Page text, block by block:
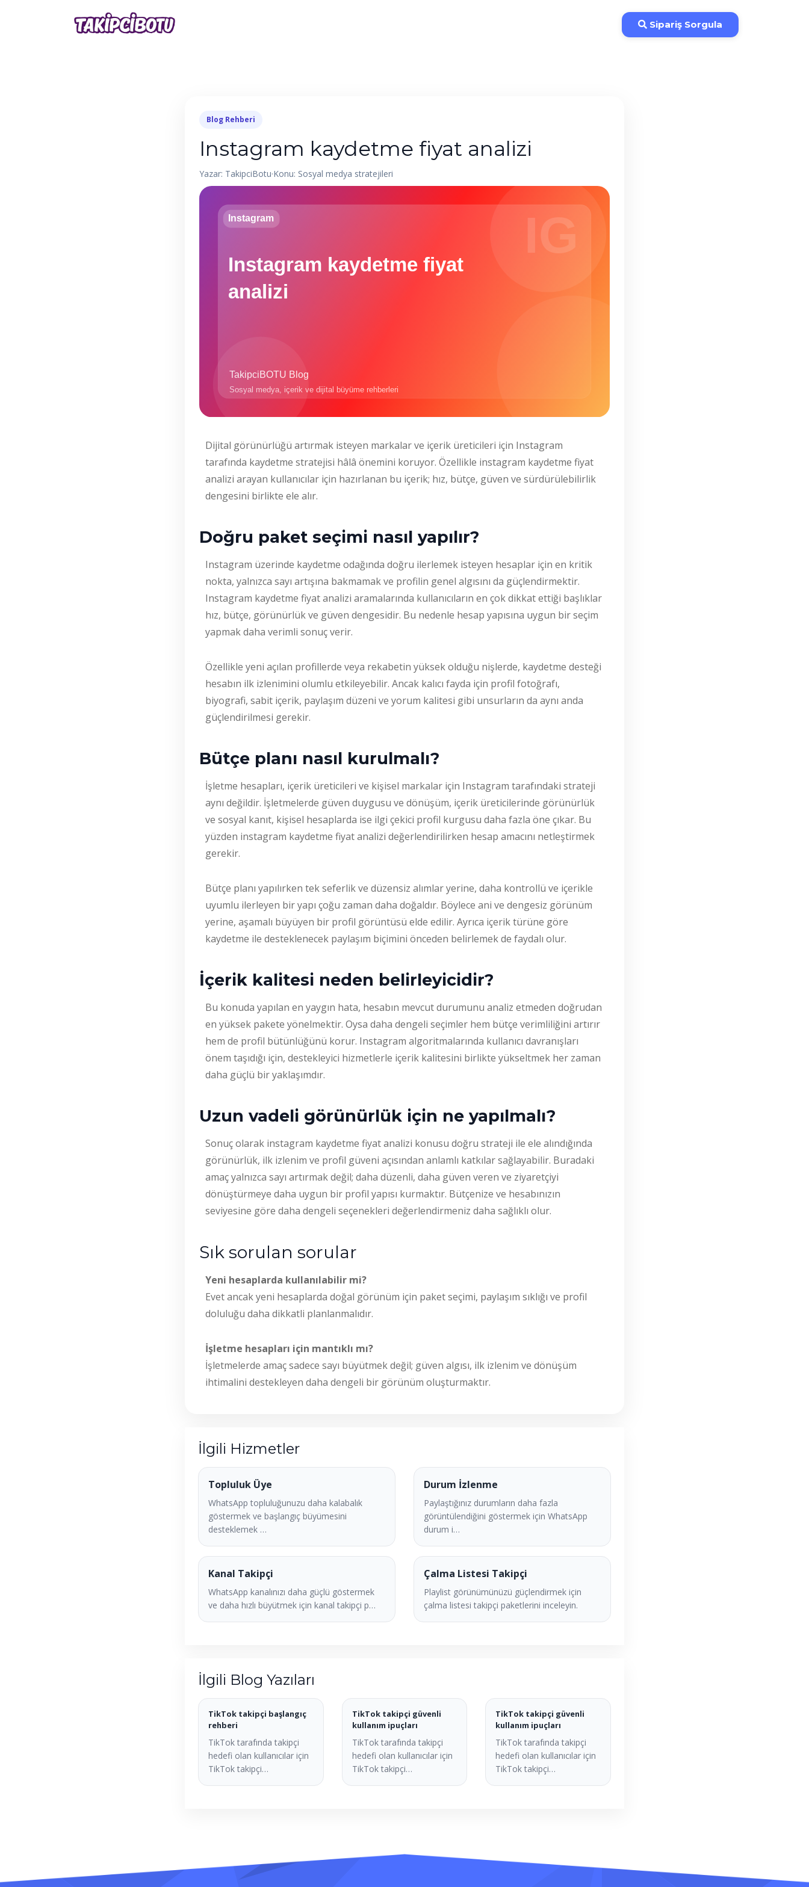
Sipariş Sorgula
Blog Rehberi
Instagram kaydetme fiyat analizi
Yazar: TakipciBotu·Konu: Sosyal medya stratejileri
Dijital görünürlüğü artırmak isteyen markalar ve içerik üreticileri için Instagram
tarafında kaydetme stratejisi hâlâ önemini koruyor. Özellikle instagram kaydetme fiyat
analizi arayan kullanıcılar için hazırlanan bu içerik; hız, bütçe, güven ve sürdürülebilirlik
dengesini birlikte ele alır.
Doğru paket seçimi nasıl yapılır?
Instagram üzerinde kaydetme odağında doğru ilerlemek isteyen hesaplar için en kritik
nokta, yalnızca sayı artışına bakmamak ve profilin genel algısını da güçlendirmektir.
Instagram kaydetme fiyat analizi aramalarında kullanıcıların en çok dikkat ettiği başlıklar
hız, bütçe, görünürlük ve güven dengesidir. Bu nedenle hesap yapısına uygun bir seçim
yapmak daha verimli sonuç verir.
Özellikle yeni açılan profillerde veya rekabetin yüksek olduğu nişlerde, kaydetme desteği
hesabın ilk izlenimini olumlu etkileyebilir. Ancak kalıcı fayda için profil fotoğrafı,
biyografi, sabit içerik, paylaşım düzeni ve yorum kalitesi gibi unsurların da aynı anda
güçlendirilmesi gerekir.
Bütçe planı nasıl kurulmalı?
İşletme hesapları, içerik üreticileri ve kişisel markalar için Instagram tarafındaki strateji
aynı değildir. İşletmelerde güven duygusu ve dönüşüm, içerik üreticilerinde görünürlük
ve sosyal kanıt, kişisel hesaplarda ise ilgi çekici profil kurgusu daha fazla öne çıkar. Bu
yüzden instagram kaydetme fiyat analizi değerlendirilirken hesap amacını netleştirmek
gerekir.
Bütçe planı yapılırken tek seferlik ve düzensiz alımlar yerine, daha kontrollü ve içerikle
uyumlu ilerleyen bir yapı çoğu zaman daha doğaldır. Böylece ani ve dengesiz görünüm
yerine, aşamalı büyüyen bir profil görüntüsü elde edilir. Ayrıca içerik türüne göre
kaydetme ile desteklenecek paylaşım biçimini önceden belirlemek de faydalı olur.
İçerik kalitesi neden belirleyicidir?
Bu konuda yapılan en yaygın hata, hesabın mevcut durumunu analiz etmeden doğrudan
en yüksek pakete yönelmektir. Oysa daha dengeli seçimler hem bütçe verimliliğini artırır
hem de profil bütünlüğünü korur. Instagram algoritmalarında kullanıcı davranışları
önem taşıdığı için, destekleyici hizmetlerle içerik kalitesini birlikte yükseltmek her zaman
daha güçlü bir yaklaşımdır.
Uzun vadeli görünürlük için ne yapılmalı?
Sonuç olarak instagram kaydetme fiyat analizi konusu doğru strateji ile ele alındığında
görünürlük, ilk izlenim ve profil güveni açısından anlamlı katkılar sağlayabilir. Buradaki
amaç yalnızca sayı artırmak değil; daha düzenli, daha güven veren ve ziyaretçiyi
dönüştürmeye daha uygun bir profil yapısı kurmaktır. Bütçenize ve hesabınızın
seviyesine göre daha dengeli seçenekleri değerlendirmeniz daha sağlıklı olur.
Sık sorulan sorular
Yeni hesaplarda kullanılabilir mi?
Evet ancak yeni hesaplarda doğal görünüm için paket seçimi, paylaşım sıklığı ve profil
doluluğu daha dikkatli planlanmalıdır.
İşletme hesapları için mantıklı mı?
İşletmelerde amaç sadece sayı büyütmek değil; güven algısı, ilk izlenim ve dönüşüm
ihtimalini destekleyen daha dengeli bir görünüm oluşturmaktır.
İlgili Hizmetler
Topluluk Üye
WhatsApp topluluğunuzu daha kalabalık
göstermek ve başlangıç büyümesini
desteklemek …
Durum İzlenme
Paylaştığınız durumların daha fazla
görüntülendiğini göstermek için WhatsApp
durum i…
Kanal Takipçi
WhatsApp kanalınızı daha güçlü göstermek
ve daha hızlı büyütmek için kanal takipçi p…
Çalma Listesi Takipçi
Playlist görünümünüzü güçlendirmek için
çalma listesi takipçi paketlerini inceleyin.
İlgili Blog Yazıları
TikTok takipçi başlangıç
rehberi
TikTok tarafında takipçi
hedefi olan kullanıcılar için
TikTok takipçi…
TikTok takipçi güvenli
kullanım ipuçları
TikTok tarafında takipçi
hedefi olan kullanıcılar için
TikTok takipçi…
TikTok takipçi güvenli
kullanım ipuçları
TikTok tarafında takipçi
hedefi olan kullanıcılar için
TikTok takipçi…